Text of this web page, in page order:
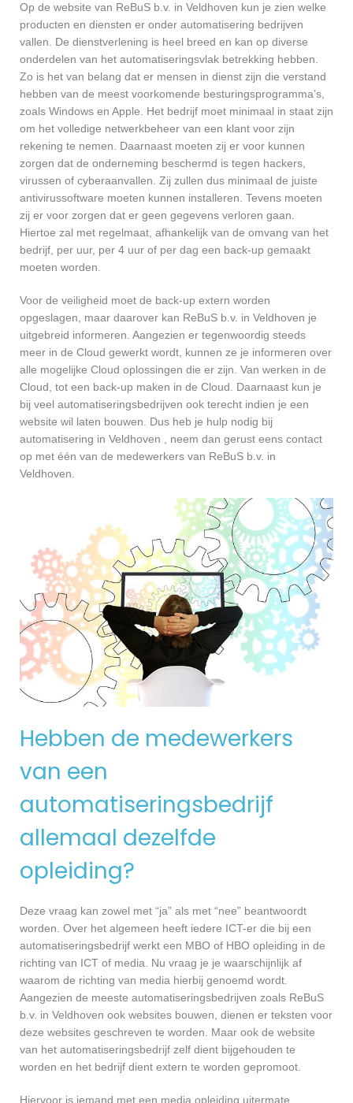
Op de website van ReBuS b.v. in Veldhoven kun je zien welke
producten en diensten er onder automatisering bedrijven
vallen. De dienstverlening is heel breed en kan op diverse
onderdelen van het automatiseringsvlak betrekking hebben.
Zo is het van belang dat er mensen in dienst zijn die verstand
hebben van de meest voorkomende besturingsprogramma’s,
zoals Windows en Apple. Het bedrijf moet minimaal in staat zijn
om het volledige netwerkbeheer van een klant voor zijn
rekening te nemen. Daarnaast moeten zij er voor kunnen
zorgen dat de onderneming beschermd is tegen hackers,
virussen of cyberaanvallen. Zij zullen dus minimaal de juiste
antivirussoftware moeten kunnen installeren. Tevens moeten
zij er voor zorgen dat er geen gegevens verloren gaan.
Hiertoe zal met regelmaat, afhankelijk van de omvang van het
bedrijf, per uur, per 4 uur of per dag een back-up gemaakt
moeten worden.
Voor de veiligheid moet de back-up extern worden
opgeslagen, maar daarover kan ReBuS b.v. in Veldhoven je
uitgebreid informeren. Aangezien er tegenwoordig steeds
meer in de Cloud gewerkt wordt, kunnen ze je informeren over
alle mogelijke Cloud oplossingen die er zijn. Van werken in de
Cloud, tot een back-up maken in de Cloud. Daarnaast kun je
bij veel automatiseringsbedrijven ook terecht indien je een
website wil laten bouwen. Dus heb je hulp nodig bij
automatisering in Veldhoven , neem dan gerust eens contact
op met één van de medewerkers van ReBuS b.v. in
Veldhoven.
Hebben de medewerkers
van een
automatiseringsbedrijf
allemaal dezelfde
opleiding?
Deze vraag kan zowel met “ja” als met “nee” beantwoordt
worden. Over het algemeen heeft iedere ICT-er die bij een
automatiseringsbedrijf werkt een MBO of HBO opleiding in de
richting van ICT of media. Nu vraag je je waarschijnlijk af
waarom de richting van media hierbij genoemd wordt.
Aangezien de meeste automatiseringsbedrijven zoals ReBuS
b.v. in Veldhoven ook websites bouwen, dienen er teksten voor
deze websites geschreven te worden. Maar ook de website
van het automatiseringsbedrijf zelf dient bijgehouden te
worden en het bedrijf dient extern te worden gepromoot.
Hiervoor is iemand met een media opleiding uitermate